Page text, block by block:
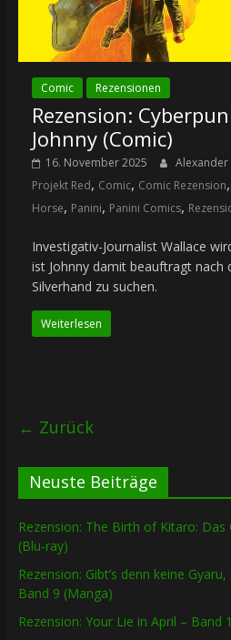
Comic Rezensionen
Rezension:
Johnny (Comic)
16. November 2025 Alexander
Projekt Red, Comic, Comic Rezension,
Horse, Panini, Panini Comics,
Investigativ-Journalist Wallace
ist Johnny damit beauftragt nach
Silverhand zu suchen.
Weiterlesen
← Zurück
Neuste Beiträge
Rezension: The Birth of Kitaro: Das
(Blu-ray)
Rezension: Gibt’s denn keine
Band 9 (Manga)
Rezension: Your Lie in April – Band